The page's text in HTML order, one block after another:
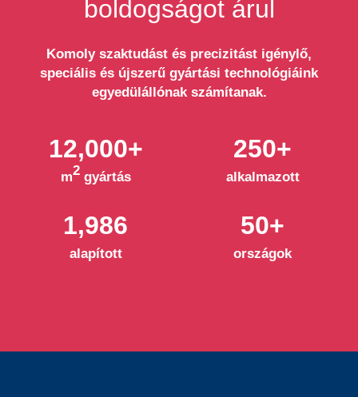
boldogságot árul
Komoly szaktudást és precizitást igénylő,
speciális és újszerű gyártási technológiáink
egyedülállónak számítanak.
12,000+
m2gyártás
250+
alkalmazott
1,986
alapított
50+
országok